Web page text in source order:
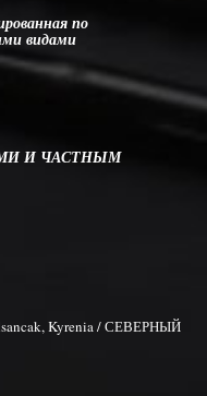
по
видами
И ЧАСТНЫМ
Kyrenia / СЕВЕРНЫЙ